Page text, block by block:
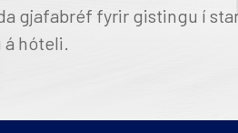
Reykjavík
Marina
Konsúlat hótel
Höfn
gjafabréf fyrir gistingu í
hóteli.